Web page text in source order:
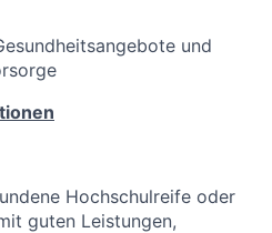
und
Hochschulreife oder
guten Leistungen,